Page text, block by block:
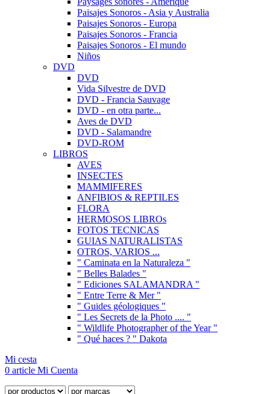
Paisajes Sonoros - Asia y Australia
Paisajes Sonoros - Europa
Paisajes Sonoros - Francia
Paisajes Sonoros - El mundo
Niños
DVD
DVD
Vida Silvestre de DVD
DVD - Francia Sauvage
DVD - en otra parte...
Aves de DVD
DVD - Salamandre
DVD-ROM
LIBROS
AVES
INSECTES
MAMMIFERES
ANFIBIOS & REPTILES
FLORA
HERMOSOS LIBROs
FOTOS TECNICAS
GUIAS NATURALISTAS
OTROS, VARIOS ...
" Caminata en la Naturaleza "
" Belles Balades "
" Ediciones SALAMANDRA "
" Entre Terre & Mer "
" Guides géologiques "
" Les Secrets de la Photo .... "
" Wildlife Photographer of the Year "
" Qué haces ? " Dakota
Mi cesta
0 article Mi Cuenta